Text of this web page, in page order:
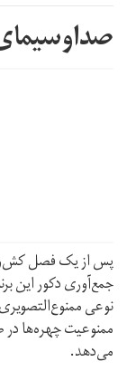
پس از یک فصل
جمع‌آوری دکور این
نوعی
ممنوعیت چهره‌ها در
می‌دهد.